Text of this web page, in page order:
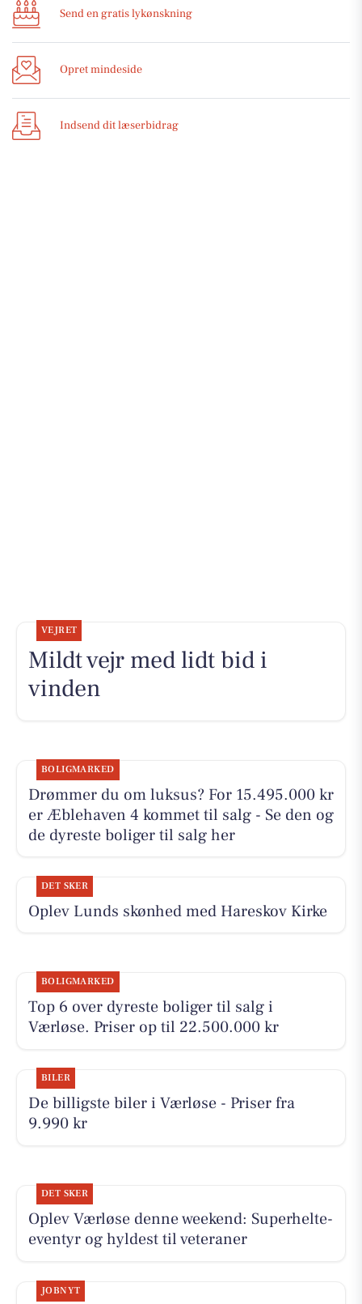
Send en gratis lykønskning
Opret mindeside
Indsend dit læserbidrag
VEJRET
Mildt vejr med lidt bid i
vinden
BOLIGMARKED
Drømmer du om luksus? For 15.495.000 kr
er Æblehaven 4 kommet til salg - Se den og
de dyreste boliger til salg her
DET SKER
Oplev Lunds skønhed med Hareskov Kirke
BOLIGMARKED
Top 6 over dyreste boliger til salg i
Værløse. Priser op til 22.500.000 kr
BILER
De billigste biler i Værløse - Priser fra
9.990 kr
DET SKER
Oplev Værløse denne weekend: Superhelte-
eventyr og hyldest til veteraner
JOBNYT